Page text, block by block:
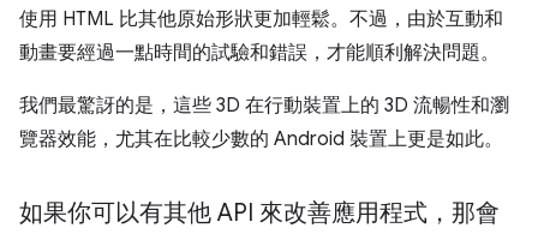
使用 HTML 比其他原始形狀更加輕鬆。不過，由於互動和
動畫要經過一點時間的試驗和錯誤，才能順利解決問題。
我們最驚訝的是，這些 3D 在行動裝置上的 3D 流暢性和瀏
覽器效能，尤其在比較少數的 Android 裝置上更是如此。
如果你可以有其他 API 來改善應用程式，那會